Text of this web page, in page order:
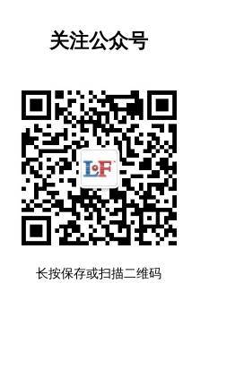
局、中国驻老挝大使馆、老挝
指导，中共云南省委宣传部、
心、人类命运共同体研究中心
人民政府外事办公室联合主
关注公众号
长按保存或扫描二维码
公司介绍 | 注意事项